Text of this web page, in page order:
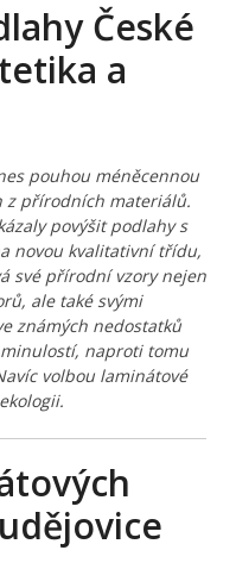
České
a
pouhou méněcennou
z přírodních materiálů.
povýšit podlahy s
novou kvalitativní třídu,
své přírodní vzory nejen
ale také svými
známých nedostatků
naproti tomu
volbou laminátové